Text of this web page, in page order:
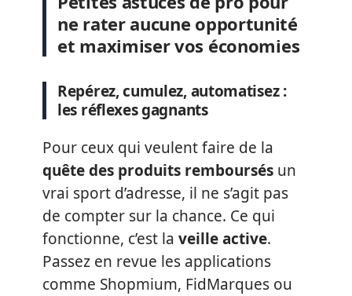
ne rater aucune opportunité
et maximiser vos économies
Repérez, cumulez, automatisez :
les réflexes gagnants
Pour ceux qui veulent faire de la
quête des produits remboursés un
vrai sport d’adresse, il ne s’agit pas
de compter sur la chance. Ce qui
fonctionne, c’est la veille active.
Passez en revue les applications
comme Shopmium, FidMarques ou